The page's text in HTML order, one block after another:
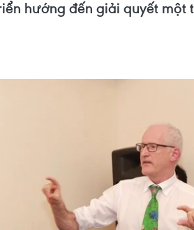
hướng đến giải quyết